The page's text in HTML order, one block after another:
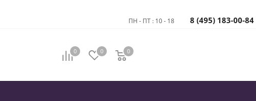
ПН - ПТ : 10 - 18 8 (495) 183-00-84
0 0 0